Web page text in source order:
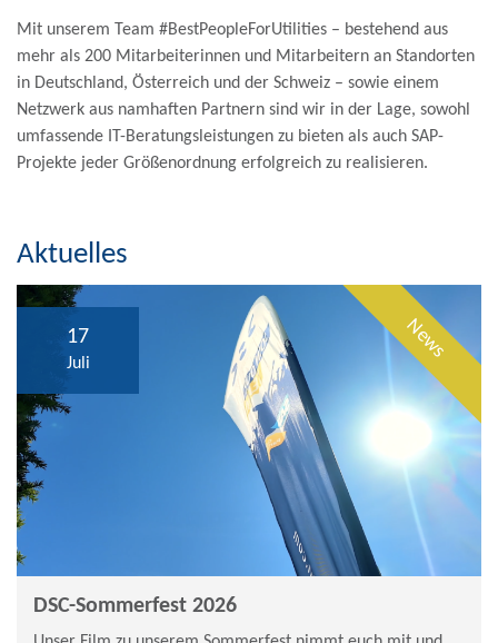
Mit unserem Team #BestPeopleForUtilities – bestehend aus
mehr als 200 Mitarbeiterinnen und Mitarbeitern an Standorten
in Deutschland, Österreich und der Schweiz – sowie einem
Netzwerk aus namhaften Partnern sind wir in der Lage, sowohl
umfassende IT-Beratungsleistungen zu bieten als auch SAP-
Projekte jeder Größenordnung erfolgreich zu realisieren.
Aktuelles
News
17
Juli
DSC-Sommerfest 2026